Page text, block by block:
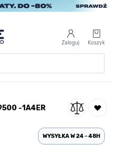
Zaloguj Koszyk
-1A4ER-1A4ER
WYSYŁKA W 24 - 48H